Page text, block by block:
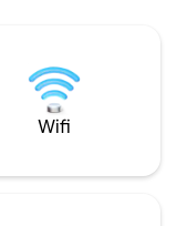
Wifi